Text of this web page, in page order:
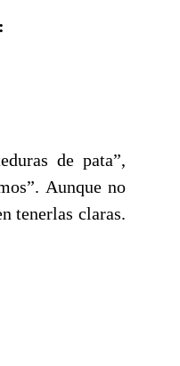
de pata”,
Aunque no
tenerlas claras.